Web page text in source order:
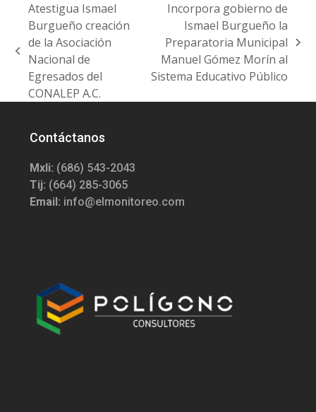
previous
post:
Atestigua Ismael
Burgueño creación
de la Asociación
Nacional de
Egresados del
CONALEP A.C.
next
post:
Incorpora gobierno de
Ismael Burgueño la
Preparatoria Municipal
Manuel Gómez Morín al
Sistema Educativo Público
Contáctanos
Mxli: (686) 543-2043
Tij: (664) 285-3065
Email: info@elmonitoreo.com